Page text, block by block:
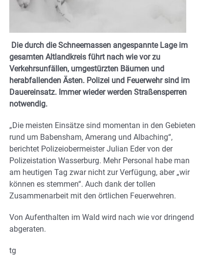
Die durch die Schneemassen angespannte Lage im
gesamten Altlandkreis führt nach wie vor zu
Verkehrsunfällen, umgestürzten Bäumen und
herabfallenden Ästen. Polizei und Feuerwehr sind im
Dauereinsatz. Immer wieder werden Straßensperren
notwendig.
„Die meisten Einsätze sind momentan in den Gebieten
rund um Babensham, Amerang und Albaching“,
berichtet Polizeiobermeister Julian Eder von der
Polizeistation Wasserburg. Mehr Personal habe man
am heutigen Tag zwar nicht zur Verfügung, aber „wir
können es stemmen“. Auch dank der tollen
Zusammenarbeit mit den örtlichen Feuerwehren.
Von Aufenthalten im Wald wird nach wie vor dringend
abgeraten.
tg